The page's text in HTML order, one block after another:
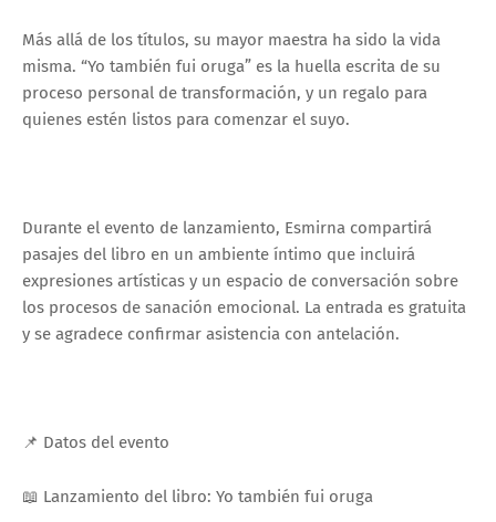
Más allá de los títulos, su mayor maestra ha sido la vida
misma. “Yo también fui oruga” es la huella escrita de su
proceso personal de transformación, y un regalo para
quienes estén listos para comenzar el suyo.
Durante el evento de lanzamiento, Esmirna compartirá
pasajes del libro en un ambiente íntimo que incluirá
expresiones artísticas y un espacio de conversación sobre
los procesos de sanación emocional. La entrada es gratuita
y se agradece confirmar asistencia con antelación.
📌 Datos del evento
📖 Lanzamiento del libro: Yo también fui oruga